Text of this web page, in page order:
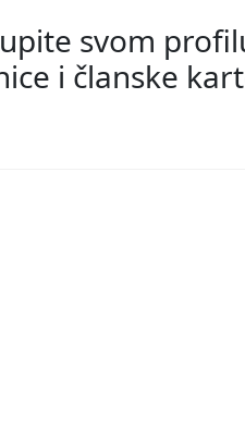
svom
i članske